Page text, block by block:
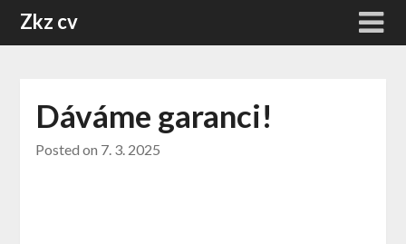
SkipZkz cv
Dáváme garanci!
Posted on 7. 3. 2025